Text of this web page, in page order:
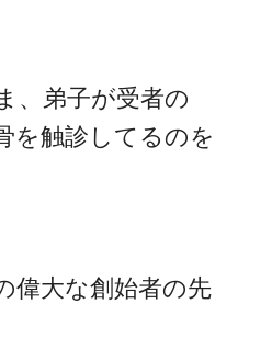
、弟子が受者の
を触診してるのを
偉大な創始者の先